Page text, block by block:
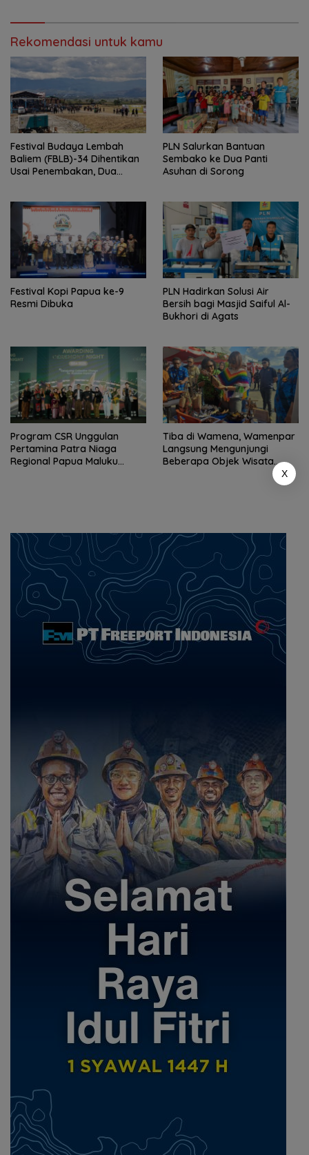
Rekomendasi untuk kamu
Festival Budaya Lembah
Baliem (FBLB)-34 Dihentikan
Usai Penembakan, Dua
PLN Salurkan Bantuan
Sembako ke Dua Panti
Asuhan di Sorong
Festival Kopi Papua ke-9
Resmi Dibuka
PLN Hadirkan Solusi Air
Bersih bagi Masjid Saiful Al-
Bukhori di Agats
Program CSR Unggulan
Pertamina Patra Niaga
Regional Papua Maluku
Tiba di Wamena, Wamenpar
Langsung Mengunjungi
Beberapa Objek Wisata
X